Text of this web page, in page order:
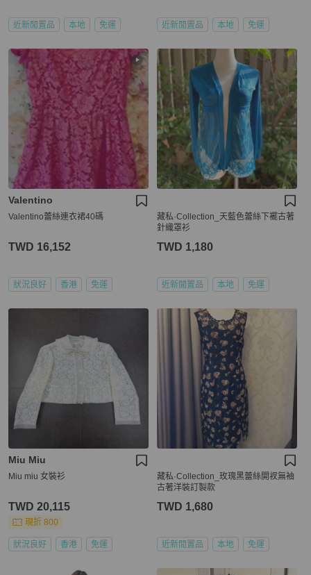
近新閒置品 本地 免運 近新閒置品 本地 免運
Valentino
Valentino蕾絲連衣裙40碼
TWD 16,152
狀況良好 香港 免運
藏私·Collection_天藍色蕾絲下襬古著
針織罩衫
TWD 1,180
近新閒置品 本地 免運
Miu Miu
Miu miu 女裝衫
TWD 20,115
現折 800
狀況良好 香港 免運
藏私·Collection_玫瑰黑蕾絲開衩無袖
古著洋裝訂製款
TWD 1,680
近新閒置品 本地 免運